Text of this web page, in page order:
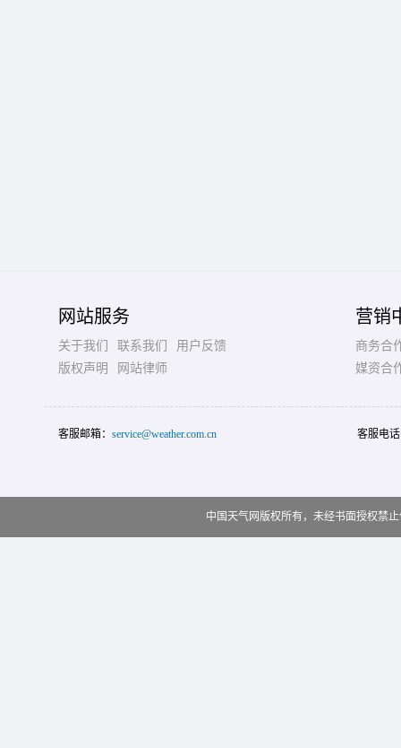
网站服务
关于我们 联系我们
用户反馈
版权声明
网站律师
营销
商务合
媒资合
客服邮箱： service@weather.com.cn 客服电
中国天气网版权所有，未经书面授权